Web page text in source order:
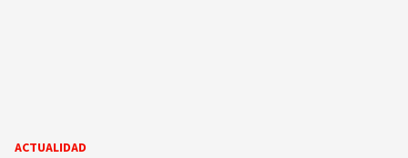
ACTUALIDAD